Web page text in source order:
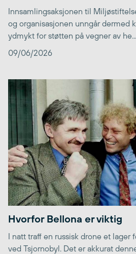
Innsamlingsaksjonen til
og organisasjonen unngår dermed
ydmykt for støtten på vegner av he...
09/06/2026
Hvorfor Bellona er viktig
I natt traff en russisk drone et lager
ved Tsjornobyl. Det er akkurat